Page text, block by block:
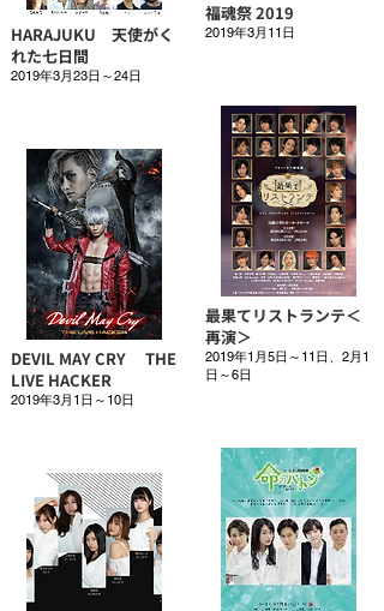
HARAJUKU 天使がく
れた七日間
2019年3月23日～24日
DEVIL MAY CRY THE
LIVE HACKER
2019年3月1日～10日
福魂祭 2019
2019年3月11日
最果てリストランテ＜
再演＞
2019年1月5日～11日、2月1
日～6日